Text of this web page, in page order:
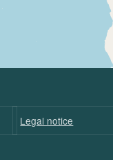
Legal notice